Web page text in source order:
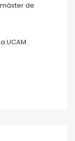
máster de
UCAM.